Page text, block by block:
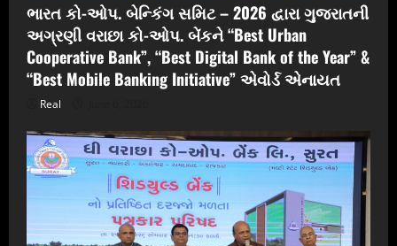
ભારત કો-ઓપ. બેન્કિંગ સમિટ – 2026 દ્વારા ગુજરાતની
અગ્રણી વરાછા કો-ઓપ. બેંકને “Best Urban
Cooperative Bank”, “Best Digital Bank of the Year” &
“Best Mobile Banking Initiative” એવોર્ડ એનાયત
Real